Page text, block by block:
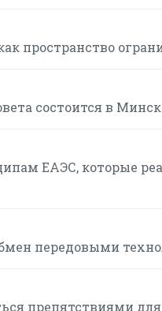
пространство
состоится в
ЕАЭС, которые
передовыми
препятствиями